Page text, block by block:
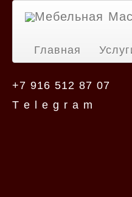
Мебельная
Главная
+7 916 512 87 07
T e l e g r a m